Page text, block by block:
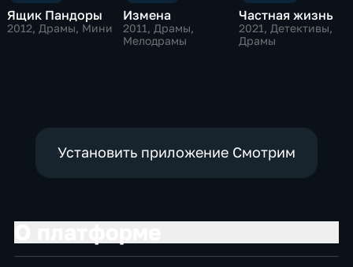
Ящик Пандоры
2012, Драмы, Мини
Измена
2011, Драмы,
Мелодрамы
Частная жизнь
2021, Детективы,
Драмы
Установить приложение Смотрим